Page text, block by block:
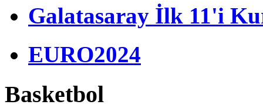
Galatasaray İlk 11'i
EURO2024
Basketbol